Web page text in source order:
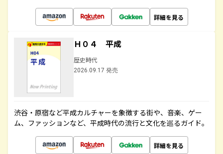
詳細を見る
Ｈ０４ 平成
歴史時代
2026.09.17 発売
渋谷・原宿など平成カルチャーを象徴する街や、音楽、ゲー
ム、ファッションなど、平成時代の流行と文化を巡るガイド。
詳細を見る